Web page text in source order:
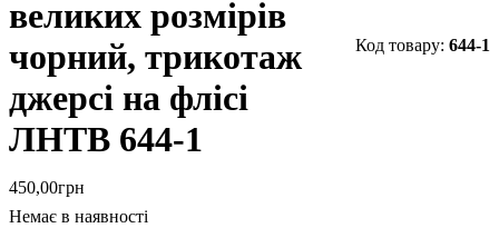
великих розмірів
чорний, трикотаж
джерсі на флісі
ЛНТВ 644-1
644-1
450,00грн
Немає в наявності